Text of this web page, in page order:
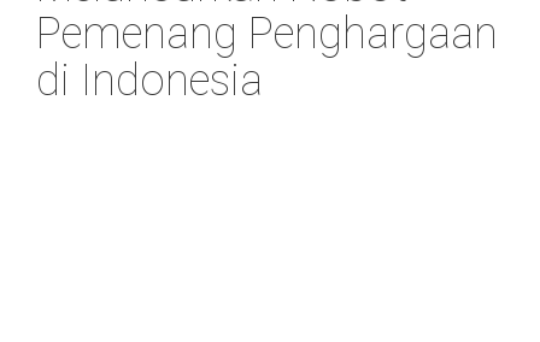
Pemenang Penghargaan
di Indonesia